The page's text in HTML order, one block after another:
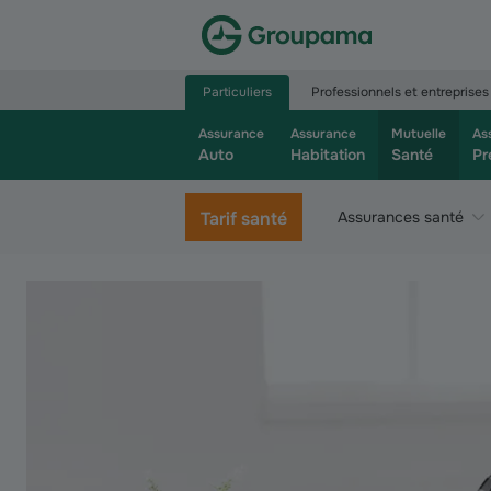
Particuliers Professionnels et entreprises
Assurance
Auto
Assurance
Habitation
Mutuelle
Santé
Tarif santé Assurances santé